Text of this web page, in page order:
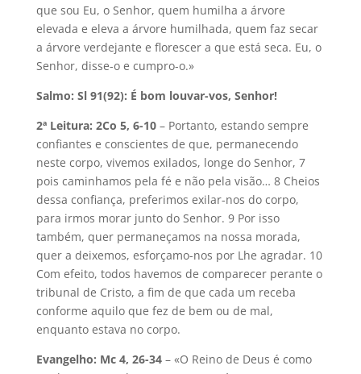
que sou Eu, o Senhor, quem humilha a árvore
elevada e eleva a árvore humilhada, quem faz secar
a árvore verdejante e florescer a que está seca. Eu, o
Senhor, disse-o e cumpro-o.»
Salmo: Sl 91(92): É bom louvar-vos, Senhor!
2ª Leitura: 2Co 5, 6-10 – Portanto, estando sempre
confiantes e conscientes de que, permanecendo
neste corpo, vivemos exilados, longe do Senhor, 7
pois caminhamos pela fé e não pela visão… 8 Cheios
dessa confiança, preferimos exilar-nos do corpo,
para irmos morar junto do Senhor. 9 Por isso
também, quer permaneçamos na nossa morada,
quer a deixemos, esforçamo-nos por Lhe agradar. 10
Com efeito, todos havemos de comparecer perante o
tribunal de Cristo, a fim de que cada um receba
conforme aquilo que fez de bem ou de mal,
enquanto estava no corpo.
Evangelho: Mc 4, 26-34 – «O Reino de Deus é como